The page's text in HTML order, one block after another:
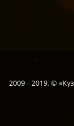
2009 - 2019, ©